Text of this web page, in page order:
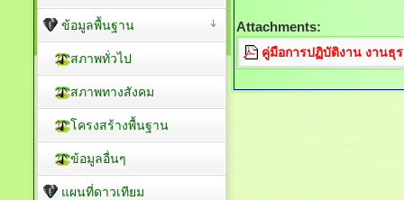
Attachments:
คู่มือการปฏิบัติงาน งานธุ
ข้อมูลพื้นฐาน
สภาพทั่วไป
สภาพทางสังคม
โครงสร้างพื้นฐาน
ข้อมูลอื่นๆ
แผนที่ดาวเทียม